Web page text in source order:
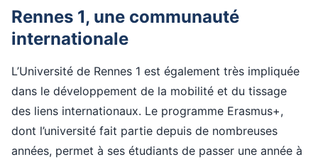
Rennes 1, une communauté
internationale
L’Université de Rennes 1 est également très impliquée
dans le développement de la mobilité et du tissage
des liens internationaux. Le programme Erasmus+,
dont l’université fait partie depuis de nombreuses
années, permet à ses étudiants de passer une année à